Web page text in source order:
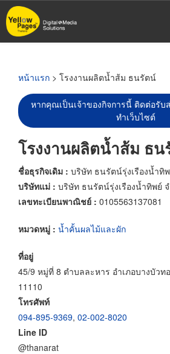
ข้าม
ไป
หน้าแรก > โรงงานผลิตน้ำส้ม ธนรัตน์
หากคุณเป็นเจ้าของกิจการนี้ ติดต่อรับ
ทำเว็บไซต์
โรงงานผลิตน้ำส้ม ธ
ชื่อธุรกิจเดิม : บริษัท ธนรัตน์รุ่งเรืองน้ำทิ
บริษัทแม่ : บริษัท ธนรัตน์รุ่งเรืองน้ำทิพย์
เลขทะเบียนพาณิชย์ : 0105563137081
หมวดหมู่ : น้ำคั้นผลไม้และผัก
ที่อยู่
45/9 หมู่ที่ 8 ตำบลละหาร อำเภอบางบัวท
11110
โทรศัพท์
094-895-9369, 02-002-8020
Line ID
@thanarat